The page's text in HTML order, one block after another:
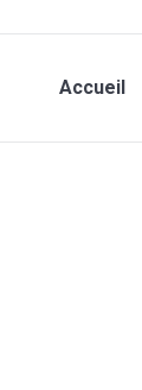
Accueil